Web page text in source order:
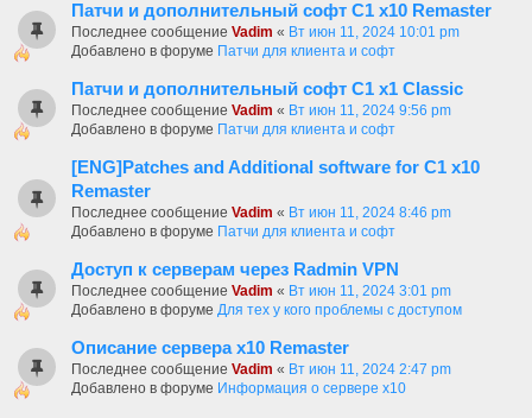
Патчи и дополнительный софт C1 х10 Remaster
Последнее сообщение Vadim « Вт июн 11, 2024 10:01 pm
Добавлено в форуме Патчи для клиента и софт
Патчи и дополнительный софт C1 x1 Classic
Последнее сообщение Vadim « Вт июн 11, 2024 9:56 pm
Добавлено в форуме Патчи для клиента и софт
[ENG]Patches and Additional software for C1 x10
Remaster
Последнее сообщение Vadim « Вт июн 11, 2024 8:46 pm
Добавлено в форуме Патчи для клиента и софт
Доступ к серверам через Radmin VPN
Последнее сообщение Vadim « Вт июн 11, 2024 3:01 pm
Добавлено в форуме Для тех у кого проблемы с доступом
Описание сервера х10 Remaster
Последнее сообщение Vadim « Вт июн 11, 2024 2:47 pm
Добавлено в форуме Информация о сервере x10